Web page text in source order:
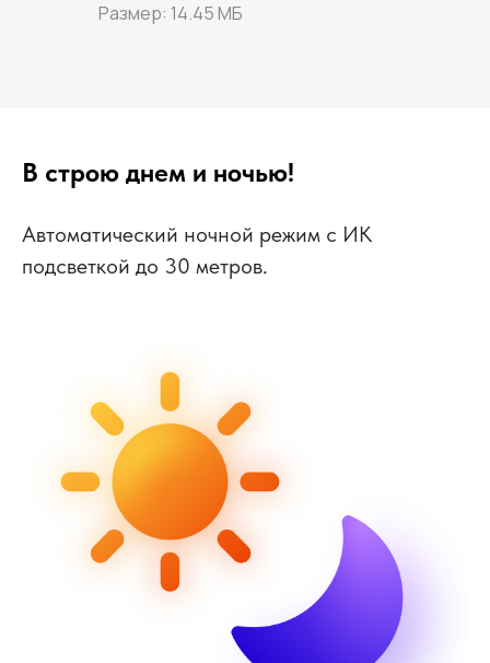
Размер: 14.45 МБ
В строю днем и ночью!
Автоматический ночной режим с ИК
подсветкой до 30 метров.